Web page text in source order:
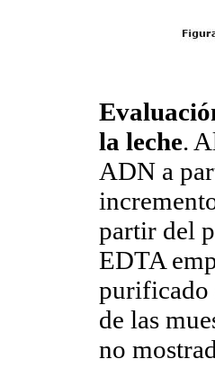
la leche.
ADN a
partir del
EDTA
purificado
de las
no